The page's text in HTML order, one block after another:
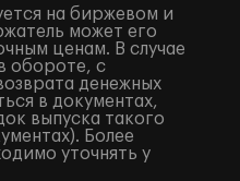
на биржевом и
может его
ценам. В случае
обороте, с
денежных
в документах,
выпуска такого
Более
уточнять у